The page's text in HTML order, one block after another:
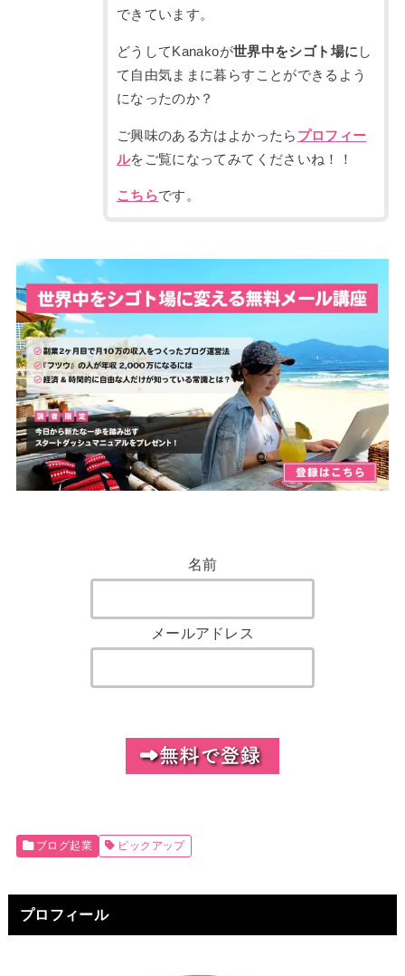
できています。
どうしてKanakoが世界中をシゴト場に し
て自由気ままに暮らすことができるよう
になったのか？
ご興味のある方はよかったら プロフィー
ルをご覧になってみてくださいね！！
こちらです。
名前
メールアドレス
ブログ起業 ピックアップ
プロフィール